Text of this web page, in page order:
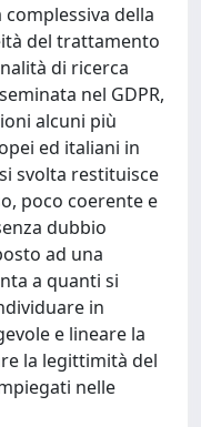
della
del trattamento
di ricerca
nel GDPR,
alcuni più
ed italiani in
svolta restituisce
poco coerente e
dubbio
ad una
a quanti si
in
e lineare la
la legittimità del
nelle